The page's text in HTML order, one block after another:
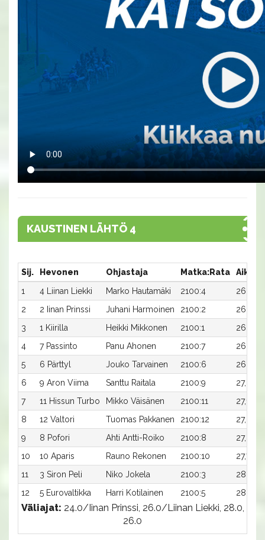
KAUSTINEN LÄHTÖ 4
Sij. Hevonen Ohjastaja Matka:Rata
Aika
1
4 Liinan Liekki Marko Hautamäki 2100:4
26,6a
2
2 Iinan Prinssi Juhani Harmoinen 2100:2
26,7a
3
1 Kiirilla Heikki Mikkonen 2100:1
26,8a
4
7 Passinto Panu Ahonen 2100:7
26,9a
5
6 Pärttyl Jouko Tarvainen 2100:6
26,9ax
6
9 Aron Viima Santtu Raitala 2100:9
27,0a
7
11 Hissun Turbo Mikko Väisänen 2100:11
27,1a
8
12 Valtori Tuomas Pakkanen 2100:12
27,2a
9
8 Pofori Ahti Antti-Roiko 2100:8
27,2ax
10
10 Aparis Rauno Rekonen 2100:10
27,7a
11
3 Siron Peli Niko Jokela 2100:3
28,0ax
12
5 Eurovaltikka Harri Kotilainen 2100:5 28,6a
Väliajat: 24.0/Iinan Prinssi, 26.0/Liinan Liekki, 28.0,
26.0